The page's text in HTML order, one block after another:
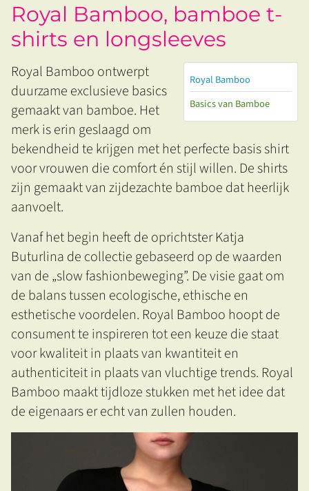
Royal Bamboo, bamboe t-
shirts en longsleeves
Royal Bamboo
Basics van Bamboe
Royal Bamboo ontwerpt
duurzame exclusieve basics
gemaakt van bamboe. Het
merk is erin geslaagd om
bekendheid te krijgen met het perfecte basis shirt
voor vrouwen die comfort én stijl willen. De shirts
zijn gemaakt van zijdezachte bamboe dat heerlijk
aanvoelt.
Vanaf het begin heeft de oprichtster Katja
Buturlina de collectie gebaseerd op de waarden
van de „slow fashionbeweging”. De visie gaat om
de balans tussen ecologische, ethische en
esthetische voordelen. Royal Bamboo hoopt de
consument te inspireren tot een keuze die staat
voor kwaliteit in plaats van kwantiteit en
authenticiteit in plaats van vluchtige trends. Royal
Bamboo maakt tijdloze stukken met het idee dat
de eigenaars er echt van zullen houden.